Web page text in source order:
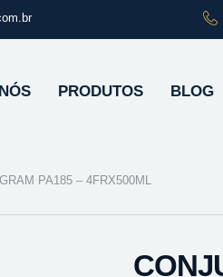
PRODUTOS BLOG
PA185 – 4FRX500ML